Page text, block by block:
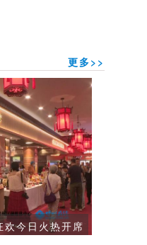
更多>>
今日火热开席